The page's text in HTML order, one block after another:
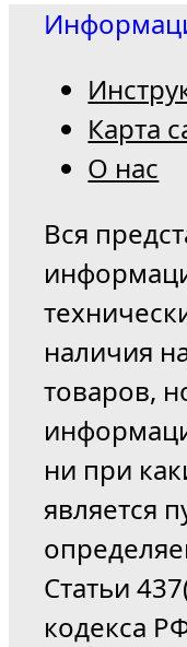
Карта
О нас
Вся
наличия
товаров,
ни при
является
Статьи
кодекса